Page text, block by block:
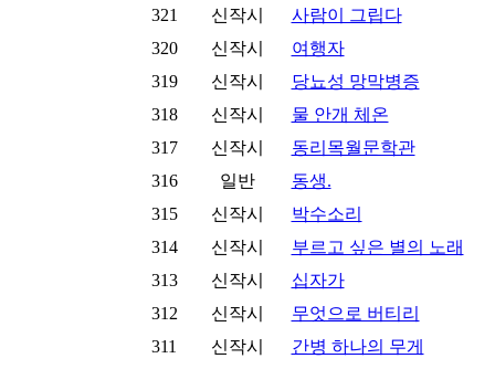
321
신작시
사람이 그립다
320
신작시
여행자
319
신작시
당뇨성 망막병증
318
신작시
물 안개 체온
317
신작시
동리목월문학관
316
일반
동생.
315
신작시
박수소리
314
신작시
부르고 싶은 별의 노래
313
신작시
십자가
312
신작시
무엇으로 버티리
311
신작시
간병 하나의 무게